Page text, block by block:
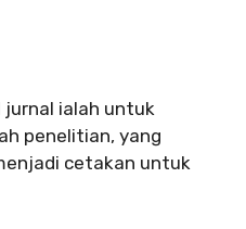
ialah untuk
penelitian, yang
cetakan untuk